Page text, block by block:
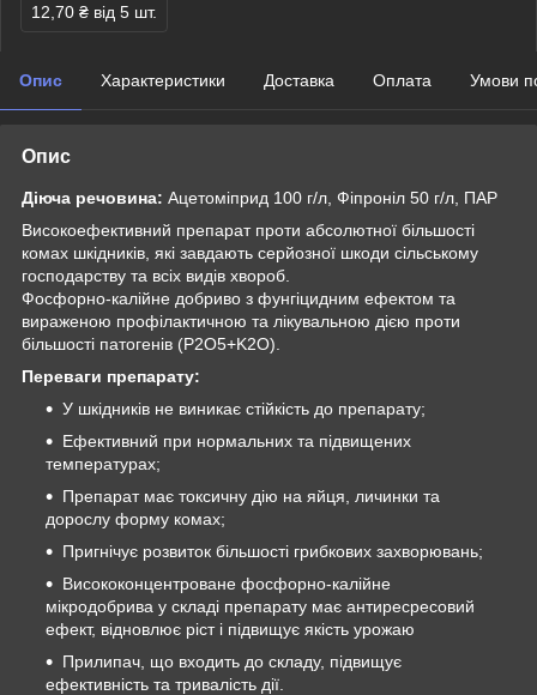
12,70 ₴ від 5 шт.
Опис Характеристики Доставка Оплата Умови
Опис
Діюча речовина: Ацетоміприд 100 г/л, Фіпроніл 50 г/л, ПАР
Високоефективний препарат проти абсолютної більшості
комах шкідників, які завдають серйозної шкоди сільському
господарству та всіх видів хвороб.
Фосфорно-калійне добриво з фунгіцидним ефектом та
вираженою профілактичною та лікувальною дією проти
більшості патогенів (P2O5+K2O).
Переваги препарату:
У шкідників не виникає стійкість до препарату;
Ефективний при нормальних та підвищених
температурах;
Препарат має токсичну дію на яйця, личинки та
дорослу форму комах;
Пригнічує розвиток більшості грибкових захворювань;
Висококонцентроване фосфорно-калійне
мікродобрива у складі препарату має антиресресовий
ефект, відновлює ріст і підвищує якість урожаю
Прилипач, що входить до складу, підвищує
ефективність та тривалість дії.